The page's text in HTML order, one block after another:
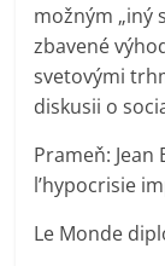
možným „iný
zbavené
svetovými
diskusii o
Prameň:
l’hypocrisie
Le Monde